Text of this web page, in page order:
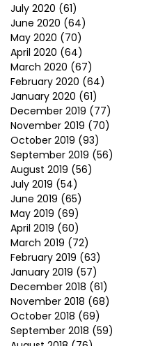
July 2020 (61)
June 2020 (64)
May 2020 (70)
April 2020 (64)
March 2020 (67)
February 2020 (64)
January 2020 (61)
December 2019 (77)
November 2019 (70)
October 2019 (93)
September 2019 (56)
August 2019 (56)
July 2019 (54)
June 2019 (65)
May 2019 (69)
April 2019 (60)
March 2019 (72)
February 2019 (63)
January 2019 (57)
December 2018 (61)
November 2018 (68)
October 2018 (69)
September 2018 (59)